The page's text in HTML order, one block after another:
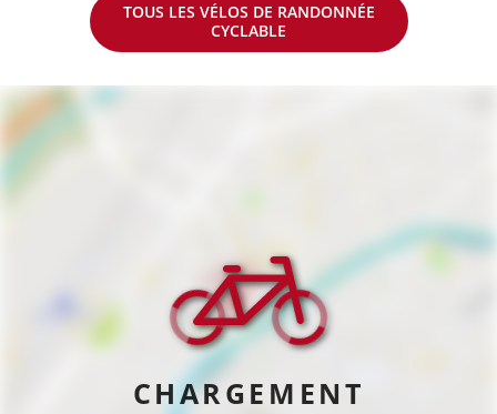
TOUS LES VÉLOS DE RANDONNÉE
CYCLABLE
CHARGEMENT